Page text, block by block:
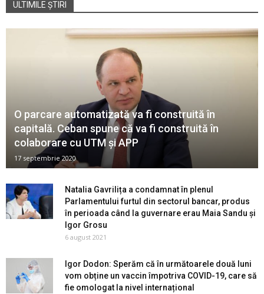
ULTIMILE ȘTIRI
O parcare automatizată va fi construită în
capitală. Ceban spune că va fi construită în
colaborare cu UTM și APP
17 septembrie 2020
Natalia Gavrilița a condamnat în plenul
Parlamentului furtul din sectorul bancar, produs
în perioada când la guvernare erau Maia Sandu și
Igor Grosu
6 august 2021
Igor Dodon: Sperăm că în următoarele două luni
vom obține un vaccin împotriva COVID-19, care să
fie omologat la nivel internațional